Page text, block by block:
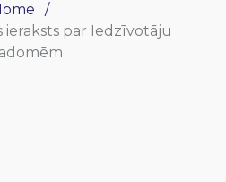
ieraksts par Iedzīvotāju